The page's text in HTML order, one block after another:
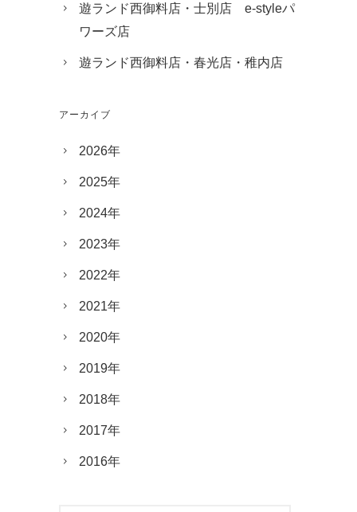
遊ランド西御料店・士別店 e-styleパ
ワーズ店
遊ランド西御料店・春光店・稚内店
アーカイブ
2026年
2025年
2024年
2023年
2022年
2021年
2020年
2019年
2018年
2017年
2016年